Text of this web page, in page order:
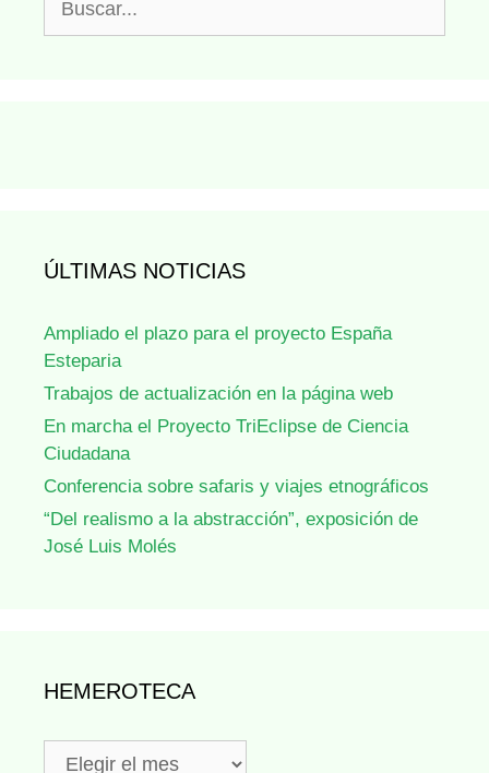
ÚLTIMAS NOTICIAS
Ampliado el plazo para el proyecto España
Esteparia
Trabajos de actualización en la página web
En marcha el Proyecto TriEclipse de Ciencia
Ciudadana
Conferencia sobre safaris y viajes etnográficos
“Del realismo a la abstracción”, exposición de
José Luis Molés
HEMEROTECA
Hemeroteca